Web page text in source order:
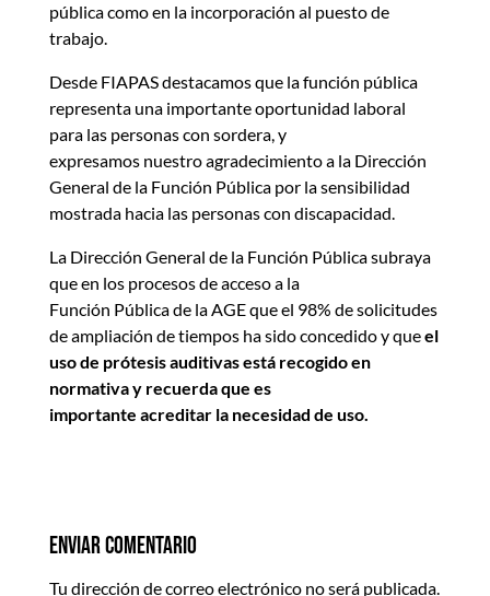
pública como en la incorporación al puesto de
trabajo.
Desde FIAPAS destacamos que la función pública
representa una importante oportunidad laboral
para las personas con sordera, y
expresamos nuestro agradecimiento a la Dirección
General de la Función Pública por la sensibilidad
mostrada hacia las personas con discapacidad.
La Dirección General de la Función Pública subraya
que en los procesos de acceso a la
Función Pública de la AGE que el 98% de solicitudes
de ampliación de tiempos ha sido concedido y queel
uso de prótesis auditivas está recogido en
normativa y recuerda que es
importante acreditar la necesidad de uso.
Enviar comentario
Tu dirección de correo electrónico no será publicada.